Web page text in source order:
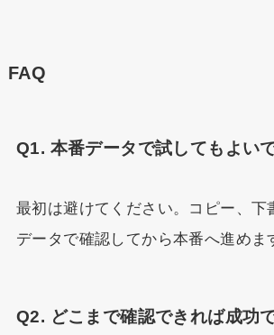
FAQ
Q1. 本番データで試してもよい
最初は避けてください。コピー、下
データで確認してから本番へ進めま
Q2. どこまで確認できれば成功